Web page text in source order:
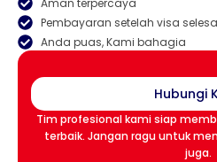
Aman terpercaya
Pembayaran setelah visa
Anda puas, Kami bahagia
Hubungi
Tim profesional kami siap
terbaik. Jangan ragu untuk
juga.